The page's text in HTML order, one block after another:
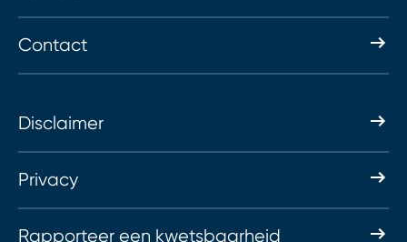
Contact
Disclaimer
Privacy
Rapporteer een kwetsbaarheid